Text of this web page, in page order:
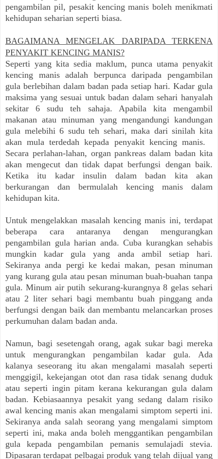
pengambilan pil, pesakit kencing manis boleh menikmati
kehidupan seharian seperti biasa.
BAGAIMANA MENGELAK DARIPADA TERKENA
PENYAKIT KENCING MANIS?
Seperti yang kita sedia maklum, punca utama penyakit
kencing manis adalah berpunca daripada pengambilan
gula berlebihan dalam badan pada setiap hari. Kadar gula
maksima yang sesuai untuk badan dalam sehari hanyalah
sekitar 6 sudu teh sahaja. Apabila kita mengambil
makanan atau minuman yang mengandungi kandungan
gula melebihi 6 sudu teh sehari, maka dari sinilah kita
akan mula terdedah kepada penyakit kencing manis.
Secara perlahan-lahan, organ pankreas dalam badan kita
akan mengecut dan tidak dapat berfungsi dengan baik.
Ketika itu kadar insulin dalam badan kita akan
berkurangan dan bermulalah kencing manis dalam
kehidupan kita.
Untuk mengelakkan masalah kencing manis ini, terdapat
beberapa cara antaranya dengan mengurangkan
pengambilan gula harian anda. Cuba kurangkan sehabis
mungkin kadar gula yang anda ambil setiap hari.
Sekiranya anda pergi ke kedai makan, pesan minuman
yang kurang gula atau pesan minuman buah-buahan tanpa
gula. Minum air putih sekurang-kurangnya 8 gelas sehari
atau 2 liter sehari bagi membantu buah pinggang anda
berfungsi dengan baik dan membantu melancarkan proses
perkumuhan dalam badan anda.
Namun, bagi sesetengah orang, agak sukar bagi mereka
untuk mengurangkan pengambilan kadar gula. Ada
kalanya seseorang itu akan mengalami masalah seperti
menggigil, kekejangan otot dan rasa tidak senang duduk
atau seperti ingin pitam kerana kekurangan gula dalam
badan. Kebiasaannya pesakit yang sedang dalam risiko
awal kencing manis akan mengalami simptom seperti ini.
Sekiranya anda salah seorang yang mengalami simptom
seperti ini, maka anda boleh menggantikan pengambilan
gula kepada pengambilan pemanis semulajadi stevia.
Dipasaran terdapat pelbagai produk yang telah dijual yang